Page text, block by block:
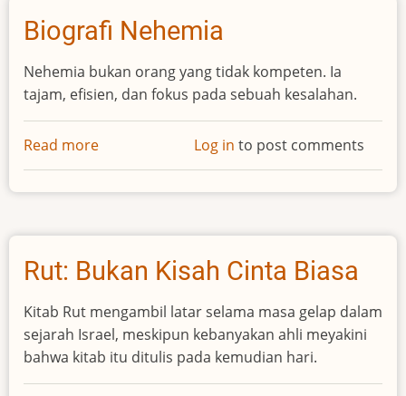
Pahlawan
Nasional
dari
Papua
Biografi Nehemia
Nehemia bukan orang yang tidak kompeten. Ia
tajam, efisien, dan fokus pada sebuah kesalahan.
Read more
Biografi
Nehemia
Log in to post comments
Rut: Bukan Kisah Cinta Biasa
Kitab Rut mengambil latar selama masa gelap dalam
sejarah Israel, meskipun kebanyakan ahli meyakini
bahwa kitab itu ditulis pada kemudian hari.